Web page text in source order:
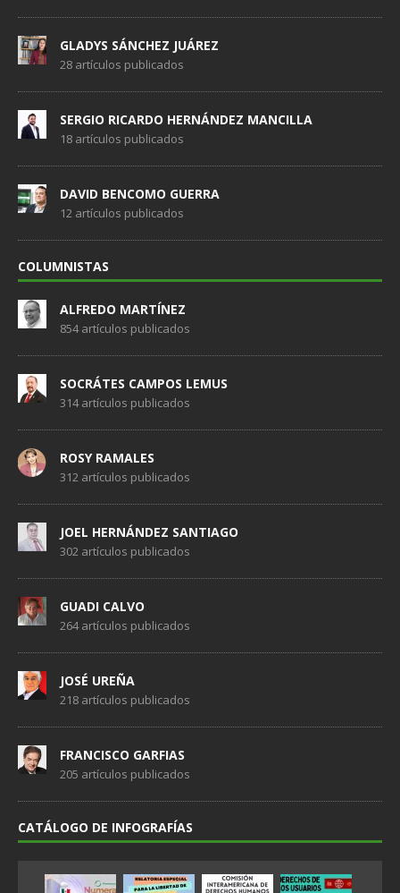
GLADYS SÁNCHEZ JUÁREZ
28 artículos publicados
SERGIO RICARDO HERNÁNDEZ MANCILLA
18 artículos publicados
DAVID BENCOMO GUERRA
12 artículos publicados
COLUMNISTAS
ALFREDO MARTÍNEZ
854 artículos publicados
SOCRÁTES CAMPOS LEMUS
314 artículos publicados
ROSY RAMALES
312 artículos publicados
JOEL HERNÁNDEZ SANTIAGO
302 artículos publicados
GUADI CALVO
264 artículos publicados
JOSÉ UREÑA
218 artículos publicados
FRANCISCO GARFIAS
205 artículos publicados
CATÁLOGO DE INFOGRAFÍAS